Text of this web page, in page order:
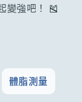
變強吧！ 🎽
體脂測量